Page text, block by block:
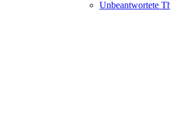
Unbeantwortete